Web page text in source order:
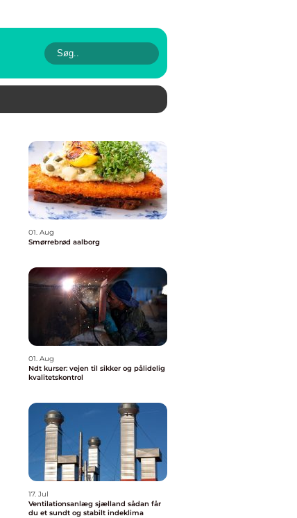
01. Aug
Smørrebrød aalborg
01. Aug
Ndt kurser: vejen til sikker og pålidelig
kvalitetskontrol
17. Jul
Ventilationsanlæg sjælland sådan får
du et sundt og stabilt indeklima